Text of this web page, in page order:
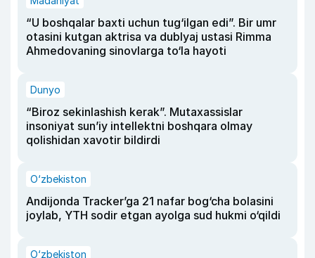
“U boshqalar baxti uchun tug‘ilgan edi”. Bir umr
otasini kutgan aktrisa va dublyaj ustasi Rimma
Ahmedovaning sinovlarga to‘la hayoti
Dunyo
“Biroz sekinlashish kerak”. Mutaxassislar
insoniyat sun’iy intellektni boshqara olmay
qolishidan xavotir bildirdi
O‘zbekiston
Andijonda Tracker’ga 21 nafar bog‘cha bolasini
joylab, YTH sodir etgan ayolga sud hukmi o‘qildi
O‘zbekiston